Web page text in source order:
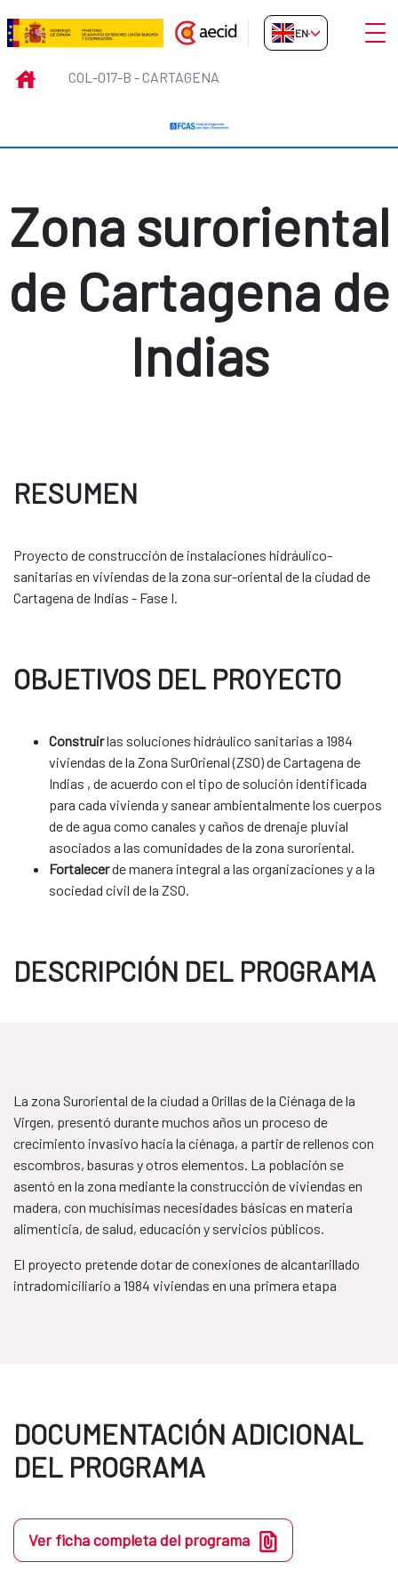
Skip to Main Content
COL-017-B - Cartagena
EN-GB
INICIOCOL-017-B - CARTAGENA
Zona suroriental
de Cartagena de
Indias
RESUMEN
Proyecto de construcción de instalaciones hidráulico-
sanitarias en viviendas de la zona sur-oriental de la ciudad de
Cartagena de Indias - Fase I.
OBJETIVOS DEL PROYECTO
Construirlas soluciones hidráulico sanitarias a 1984
viviendas de la Zona SurOrienal (ZSO) de Cartagena de
Indias , de acuerdo con el tipo de solución identificada
para cada vivienda y sanear ambientalmente los cuerpos
de de agua como canales y caños de drenaje pluvial
asociados a las comunidades de la zona suroriental.
Fortalecerde manera integral a las organizaciones y a la
sociedad civil de la ZSO.
DESCRIPCIÓN DEL PROGRAMA
La zona Suroriental de la ciudad a Orillas de la Ciénaga de la
Virgen, presentó durante muchos años un proceso de
crecimiento invasivo hacia la ciénaga, a partir de rellenos con
escombros, basuras y otros elementos. La población se
asentó en la zona mediante la construcción de viviendas en
madera, con muchísimas necesidades básicas en materia
alimenticia, de salud, educación y servicios públicos.
El proyecto pretende dotar de conexiones de alcantarillado
intradomiciliario a 1984 viviendas en una primera etapa
DOCUMENTACIÓN ADICIONAL
DEL PROGRAMA
Ver ficha completa del programa